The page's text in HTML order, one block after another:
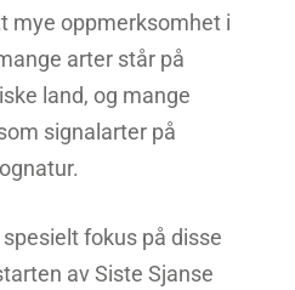
mye oppmerksomhet i
arter står på
land, og mange
signalarter på
fokus på disse
av Siste Sjanse